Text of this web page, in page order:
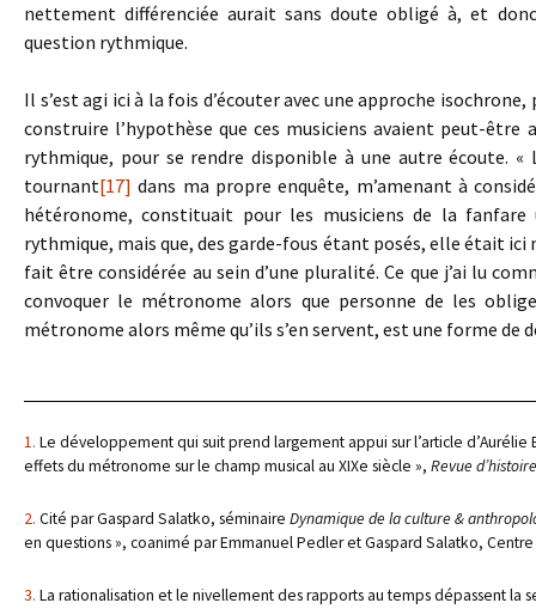
nettement différenciée aurait sans doute obligé à, et
question rythmique.
Il s’est agi ici à la fois d’écouter avec une approche
construire l’hypothèse que ces musiciens avaient peut-être
rythmique, pour se rendre disponible à une autre écoute.
tournant[17] dans ma propre enquête, m’amenant à
hétéronome, constituait pour les musiciens de la fanfare
rythmique, mais que, des garde-fous étant posés, elle était ici
fait être considérée au sein d’une pluralité. Ce que j’ai lu
convoquer le métronome alors que personne de les
métronome alors même qu’ils s’en servent, est une forme
1. Le développement qui suit prend largement appui sur l’article
effets du métronome sur le champ musical au XIXe siècle », Revue
2. Cité par Gaspard Salatko, séminaire Dynamique de la culture &
en questions », coanimé par Emmanuel Pedler et Gaspard Salatko,
3. La rationalisation et le nivellement des rapports au temps dépassent la